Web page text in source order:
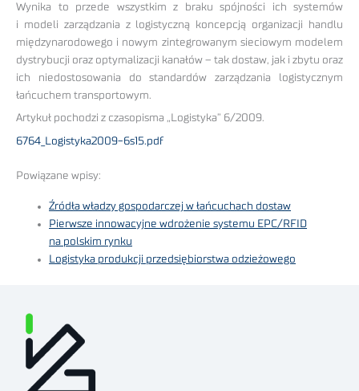
Wynika to przede wszystkim z braku spójności ich systemów
i modeli zarządzania z logistyczną koncepcją organizacji handlu
międzynarodowego i nowym zintegrowanym sieciowym modelem
dystrybucji oraz optymalizacji kanałów – tak dostaw, jak i zbytu oraz
ich niedostosowania do standardów zarządzania logistycznym
łańcuchem transportowym.
Artykuł pochodzi z czasopisma „Logistyka” 6/2009.
6764_Logistyka2009-6s15.pdf
Powiązane wpisy:
Źródła władzy gospodarczej w łańcuchach dostaw
Pierwsze innowacyjne wdrożenie systemu EPC/RFID
na polskim rynku
Logistyka produkcji przedsiębiorstwa odzieżowego